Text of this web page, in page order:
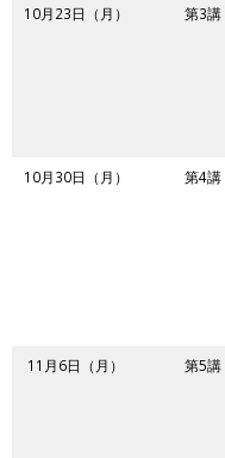
10月23日（月） 第3講
10月30日（月） 第4講
11月6日（月） 第5講